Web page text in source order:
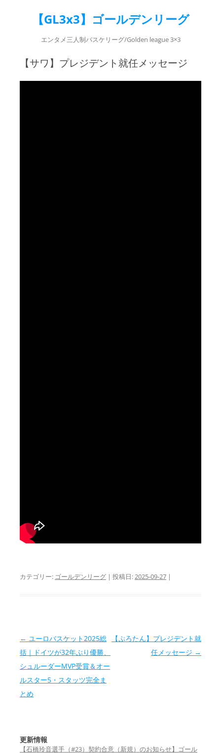
【GL3x3】ゴールデンリーグ
エンタメ三人制バスケリーグ/Golden league 3×3
【サワ】プレジデント就任メッセージ
カテゴリー: ゴールデンリーグ | 投稿日:2025-09-27 |
投稿ナビゲーション
← ユーロバスケット2025総
括｜ドイツが32年ぶり優勝、
シュルーダーMVP受賞＆オー
ルスター5・スタッツ完全ま
とめ
【ぷろたん】プレジデント就
任メッセージ →
更新情報
【石橋玲音選手（#23）契約合意（新規）のお知らせ】ゴール